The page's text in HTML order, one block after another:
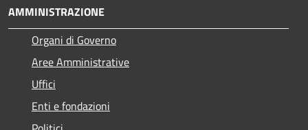
AMMINISTRAZIONE
Organi di Governo
Aree Amministrative
Uffici
Enti e fondazioni